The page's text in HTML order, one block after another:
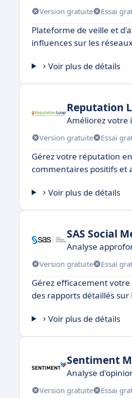
Version gratuite Essai
Plateforme de veille et
influences sur les
Voir plus de détails
Reputation
Améliorez votre
Version gratuite Essai
Gérez votre réputation
commentaires positifs et
Voir plus de détails
SAS Social
Analyse
Version gratuite Essai
Gérez efficacement
des rapports détaillés
Voir plus de détails
Sentiment
Analyse
Version gratuite Essai